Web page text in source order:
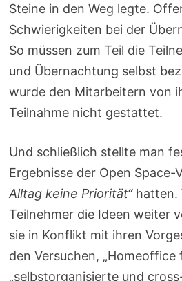
Steine in den Weg legte.
Schwierigkeiten bei der
So müssen zum Teil die
und Übernachtung selbst
wurde den Mitarbeitern von
Teilnahme nicht gestattet.
Und schließlich stellte man
Ergebnisse der Open
Alltag keine Priorität“hatten.
Teilnehmer die Ideen weiter
sie in Konflikt mit ihren
den Versuchen, „Homeoffice
„selbstorganisierte und